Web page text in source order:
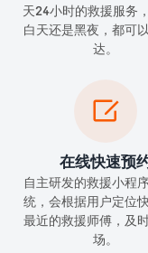
天24小时的救援服务
白天还是黑夜，都可
达。

在线快速预
自主研发的救援小程
统，会根据用户定位
最近的救援师傅，及
场。